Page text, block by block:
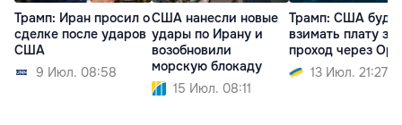
Трамп: Иран просил о
сделке после ударов
США
9 Июл. 08:58
США нанесли новые
удары по Ирану и
возобновили
морскую блокаду
15 Июл. 08:11
Трамп: США
взимать плату за
проход через
13 Июл. 21:27